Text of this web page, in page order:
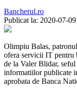
Bancherul.ro
Publicat la: 2020-07-
Olimpiu Balas,
ofera servicii IT pentru
de la Valer Blidar,
informatiilor publicate
aprobata de Banca